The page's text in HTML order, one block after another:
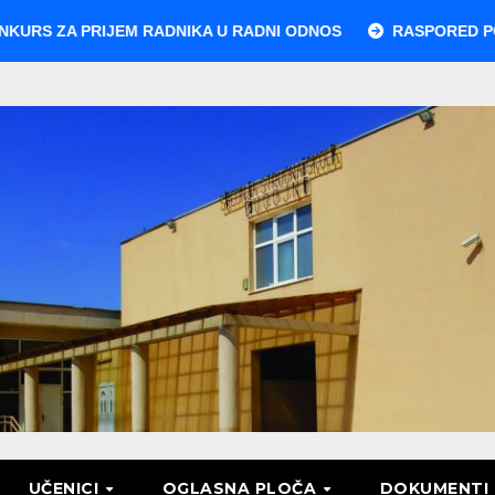
RADNIKA U RADNI ODNOS RASPORED
UČENICI OGLASNA PLOČA DOKUMENTI